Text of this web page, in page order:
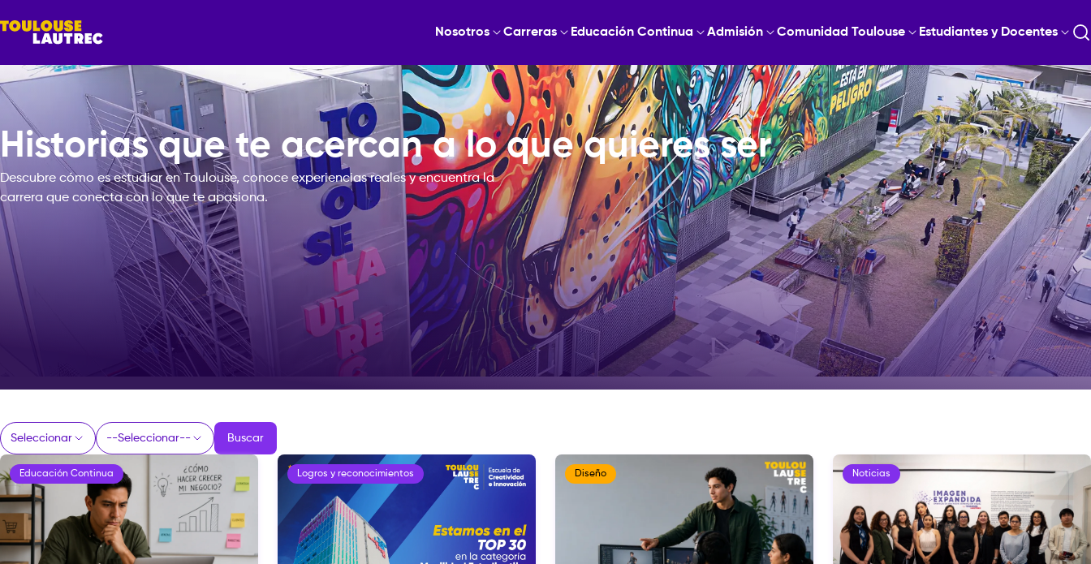
Nosotros Carreras Educación Continua Admisión Comunidad Toulouse Estudiantes y Docentes
Historias que te acercan a lo que quieres ser
Descubre cómo es estudiar en Toulouse, conoce experiencias reales y encuentra la
carrera que conecta con lo que te apasiona.
Seleccionar
Seleccionar
--Seleccionar-- Buscar
Educación Continua Logros y reconocimientos Diseño Noticias